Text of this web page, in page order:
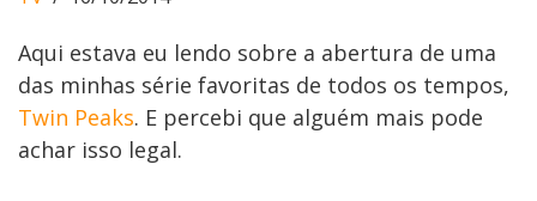
Aqui estava eu lendo sobre a abertura de uma
das minhas série favoritas de todos os tempos,
Twin Peaks. E percebi que alguém mais pode
achar isso legal.